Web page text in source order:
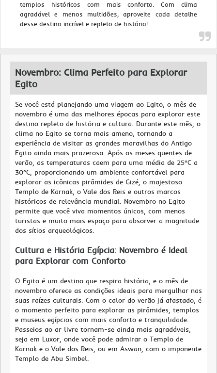
templos históricos com mais conforto. Com clima
agradável e menos multidões, aproveite cada detalhe
desse destino incrível e repleto de história!
Novembro: Clima Perfeito para Explorar
Egito
Se você está planejando uma viagem ao Egito, o mês de
novembro é uma das melhores épocas para explorar este
destino repleto de história e cultura. Durante este mês, o
clima no Egito se torna mais ameno, tornando a
experiência de visitar as grandes maravilhas do Antigo
Egito ainda mais prazerosa. Após os meses quentes de
verão, as temperaturas caem para uma média de 25°C a
30°C, proporcionando um ambiente confortável para
explorar as icônicas pirâmides de Gizé, o majestoso
Templo de Karnak, o Vale dos Reis e outros marcos
históricos de relevância mundial. Novembro no Egito
permite que você viva momentos únicos, com menos
turistas e muito mais espaço para absorver a magnitude
dos sítios arqueológicos.
Cultura e História Egípcia: Novembro é Ideal
para Explorar com Conforto
O Egito é um destino que respira história, e o mês de
novembro oferece as condições ideais para mergulhar nas
suas raízes culturais. Com o calor do verão já afastado, é
o momento perfeito para explorar as pirâmides, templos
e museus egípcios com mais conforto e tranquilidade.
Passeios ao ar livre tornam-se ainda mais agradáveis,
seja em Luxor, onde você pode admirar o Templo de
Karnak e o Vale dos Reis, ou em Aswan, com o imponente
Templo de Abu Simbel.